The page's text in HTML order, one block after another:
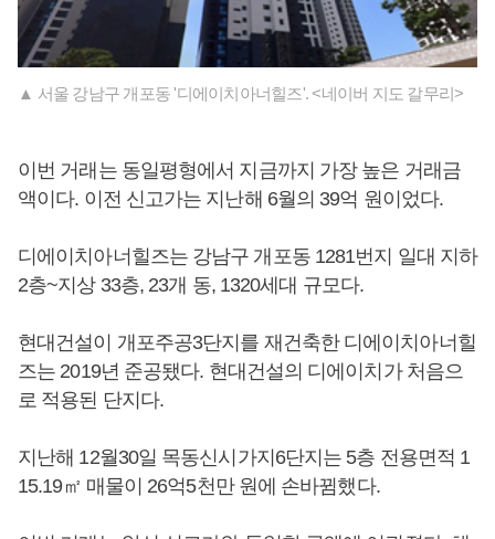
▲ 서울 강남구 개포동 '디에이치아너힐즈'. <네이버 지도 갈무리>
이번 거래는 동일평형에서 지금까지 가장 높은 거래금
액이다. 이전 신고가는 지난해 6월의 39억 원이었다.
디에이치아너힐즈는 강남구 개포동 1281번지 일대 지하
2층~지상 33층, 23개 동, 1320세대 규모다.
현대건설이 개포주공3단지를 재건축한 디에이치아너힐
즈는 2019년 준공됐다. 현대건설의 디에이치가 처음으
로 적용된 단지다.
지난해 12월30일 목동신시가지6단지는 5층 전용면적 1
15.19㎡ 매물이 26억5천만 원에 손바뀜했다.